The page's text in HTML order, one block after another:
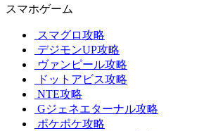
スマホゲーム
スマグロ攻略
デジモンUP攻略
ヴァンピール攻略
ドットアビス攻略
NTE攻略
Gジェネエターナル攻略
ポケポケ攻略